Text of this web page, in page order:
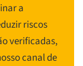
a
riscos
verificadas,
canal de